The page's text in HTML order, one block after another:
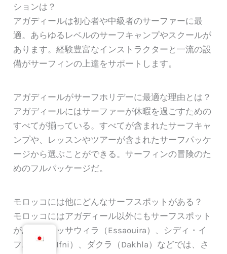
ションは？
アガディールは初心者や中級者のサーファーに最
適。あらゆるレベルのサーフキャンプやスクールが
あります。経験豊富なインストラクターと一流の設
備がサーフィンの上達をサポートします。
アガディールがサーフホリデーに最適な理由とは？
アガディールにはサーファーが休暇を過ごすための
すべてが揃っている。すべてが含まれたサーフキャ
ンプや、レッスンやツアーが含まれたサーフパッケ
ージから選ぶことができる。サーフィンの冒険のた
めのフルパッケージだ。
モロッコには他にどんなサーフスポットがある？
モロッコにはアガディール以外にもサーフスポット
がある。エッサウィラ（Essaouira）、シディ・イ
フニ（Sidi Ifni）、ダクラ（Dakhla）などでは、さ